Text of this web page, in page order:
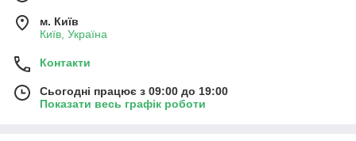
м. Київ
Київ, Україна
Контакти
Сьогодні працює з 09:00 до 19:00
Показати весь графік роботи